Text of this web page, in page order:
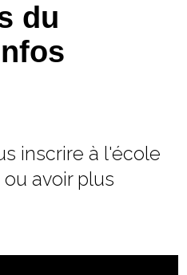
du
inscrire à l'école
avoir plus